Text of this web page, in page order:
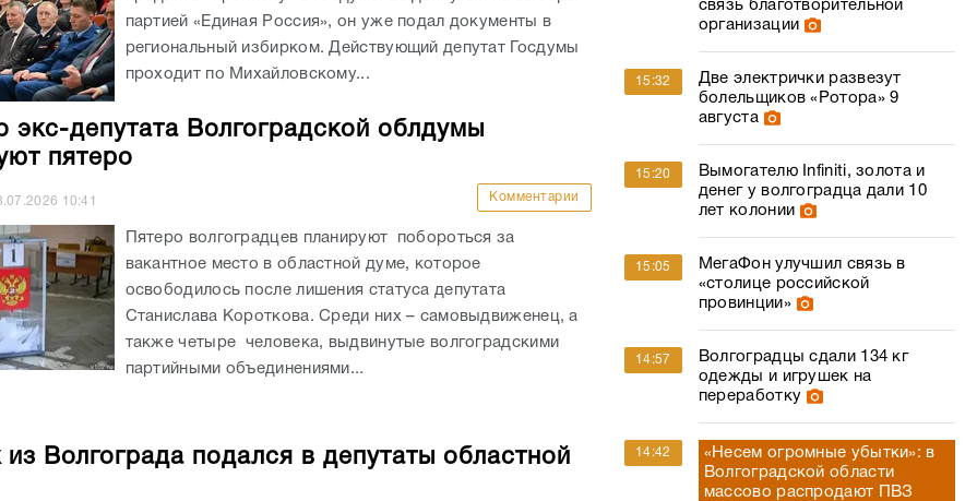
партией «Единая Россия», он уже подал документы в
региональный избирком. Действующий депутат Госдумы
проходит по Михайловскому...
экс-депутата Волгоградской облдумы
пятеро
10:41 Комментарии
Пятеро волгоградцев планируют побороться за
вакантное место в областной думе, которое
освободилось после лишения статуса депутата
Станислава Короткова. Среди них – самовыдвиженец, а
также четыре человека, выдвинутые волгоградскими
партийными объединениями...
Волгограда подался в депутаты областной
связь благотворительной
организации
15:32
Две электрички развезут
болельщиков «Ротора» 9
августа
15:20
Вымогателю Infiniti, золота и
денег у волгоградца дали 10
лет колонии
15:05
МегаФон улучшил связь в
«столице российской
провинции»
14:57
Волгоградцы сдали 134 кг
одежды и игрушек на
переработку
14:42
«Несем огромные убытки»: в
Волгоградской области
массово распродают ПВЗ